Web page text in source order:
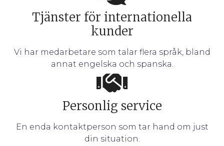
Tjänster för internationella
kunder
Vi har medarbetare som talar flera språk, bland
annat engelska och spanska.
Personlig service
En enda kontaktperson som tar hand om just
din situation.